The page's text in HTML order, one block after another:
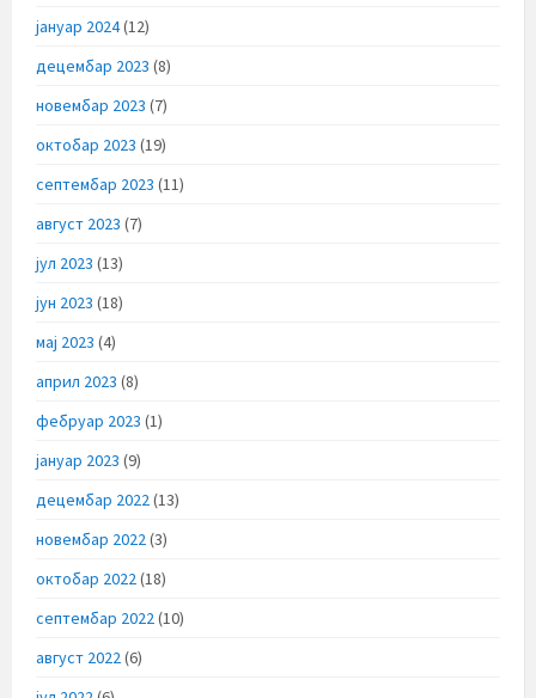
јануар 2024(12)
децембар 2023 (8)
новембар 2023 (7)
октобар 2023 (19)
септембар 2023 (11)
август 2023 (7)
јул 2023 (13)
јун 2023 (18)
мај 2023 (4)
април 2023 (8)
фебруар 2023 (1)
јануар 2023 (9)
децембар 2022(13)
новембар 2022(3)
октобар 2022(18)
септембар 2022(10)
август 2022(6)